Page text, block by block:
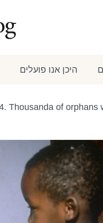
היכן אנו פועלים
Thousanda of orphans